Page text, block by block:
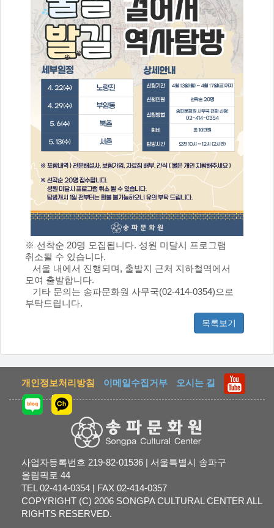
※ 선착순 20명 모집됩니다. 성원 미달시 프로그램
취소될 수 있습니다.
서울 내에서 진행되며, 출발지 근처 지하철역에서
모여 출발합니다.
기타 문의는 송파문화원 사무국(02-414-0354)으로
부탁드립니다.
목록보기
개인정보처리방침 이메일수집거부 오시는 길
사업자등록번호 219-82-01536 | 서울특별시 송파구
올림픽로 44
TEL 02-414-0354 | FAX 02-414-0357
COPYRIGHT (C) 2006 SONGPA CULTURAL CENTER ALL
RIGHTS RESERVED.